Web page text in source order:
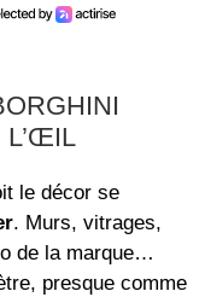
L’ŒIL
le décor se
. Murs, vitrages,
de la marque…
presque comme